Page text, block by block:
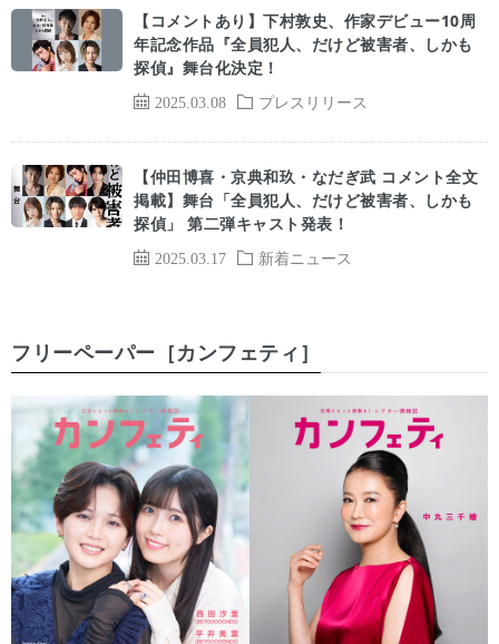
2025.03.08 プレスリリース
【コメントあり】下村敦史、作家デビュー10周
年記念作品『全員犯人、だけど被害者、しかも
探偵』舞台化決定！
2025.03.17 新着ニュース
【仲田博喜・京典和玖・なだぎ武 コメント全文
掲載】舞台「全員犯人、だけど被害者、しかも
探偵」 第二弾キャスト発表！
フリーペーパー［カンフェティ］